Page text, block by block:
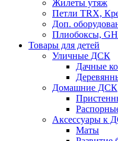
Жилеты утяж
Петли TRX,
Доп.
Плиобоксы,
Товары для детей
Уличные ДСК
Дачные
Домашние ДСК
Аксесcуары к
Маты